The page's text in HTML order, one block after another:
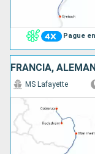
Pague
FRANCIA,
MS Lafayette